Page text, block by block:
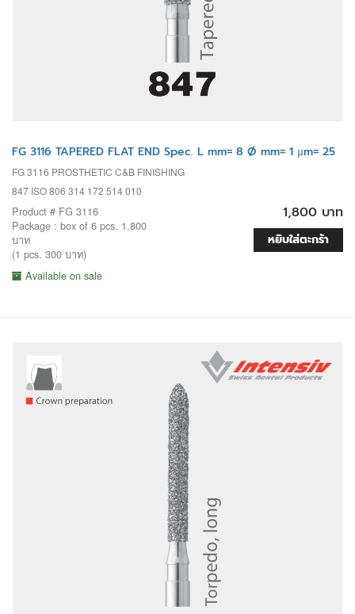
FG 3116 TAPERED FLAT END Spec. L mm= 8 Ø mm= 1 µm= 25
FG 3116 PROSTHETIC C&B FINISHING
847 ISO 806 314 172 514 010
Product # FG 3116
Package : box of 6 pcs. 1,800
บาท
(1 pcs. 300 บาท)
Available on sale
1,800 บาท
หยิบใส่ตะกร้า